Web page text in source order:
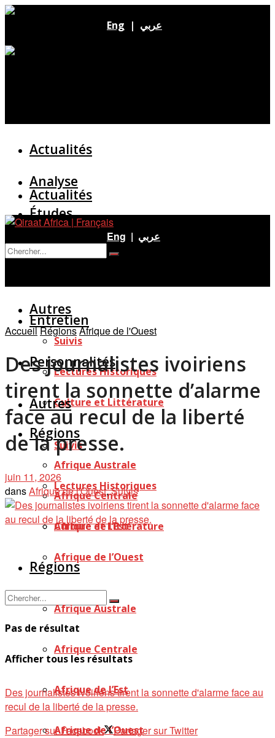
Eng | عربي
Actualités
Analyse
Études
Entretien
Autres
Suivis
Lectures Historiques
Culture et Littérature
Régions
Afrique Australe
Afrique Centrale
Afrique de l’Est
Afrique de l’Ouest
Pas de résultat
Afficher tous les résultats
Actualités
Entretien
Personnalités
Autres
Suivis
Lectures Historiques
Culture et Littérature
Régions
Afrique Australe
Afrique Centrale
Afrique de l’Est
Afrique de l’Ouest
Eng | عربي
AccueilRégionsAfrique de l'Ouest
Des journalistes ivoiriens
tirent la sonnette d’alarme
face au recul de la liberté
de la presse.
juin 11, 2026
dansAfrique de l'Ouest,Suivis
Des journalistes ivoiriens tirent la sonnette d'alarme face au
recul de la liberté de la presse.
Partager sur Facebook
Partager sur Twitter